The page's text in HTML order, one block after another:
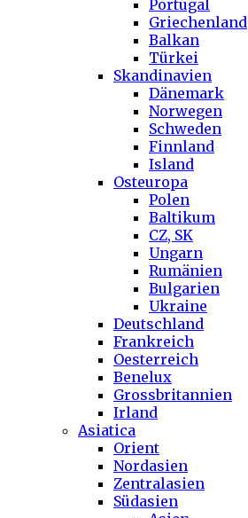
Portugal
Griechenland
Balkan
Türkei
Skandinavien
Dänemark
Norwegen
Schweden
Finnland
Island
Osteuropa
Polen
Baltikum
CZ, SK
Ungarn
Rumänien
Bulgarien
Ukraine
Deutschland
Frankreich
Oesterreich
Benelux
Grossbritannien
Irland
Asiatica
Orient
Nordasien
Zentralasien
Südasien